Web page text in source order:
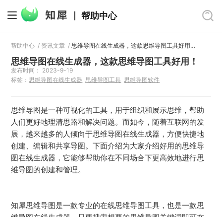
帮助中心
帮助中心 / 资讯文章 / 思维导图在线生成器，这款思维导图工具好用！
思维导图在线生成器，这款思维导图工具好用！
发布时间： 2023-9-19
标签：思维导图在线生成器 思维导图工具 思维导图软件
思维导图是一种可视化的工具，用于组织和展示思维，帮助
人们更好地理清思路和解决问题。而如今，随着互联网的发
展，越来越多的人倾向于思维导图在线生成器，方便快捷地
创建、编辑和共享导图。下面介绍为大家介绍好用的思维导
图在线生成器，它能够帮助你在不同场合下更高效地进行思
维导图的创建和管理。
知犀思维导图是一款专业的在线思维导图工具，也是一款思